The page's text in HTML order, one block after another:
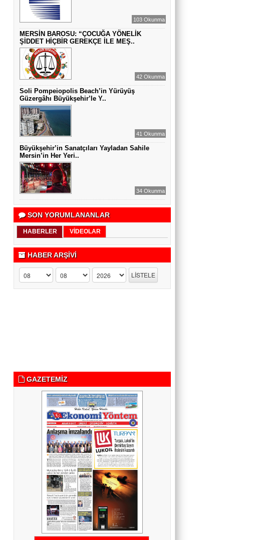
103 Okunma
MERSİN BAROSU: “ÇOCUĞA YÖNELİK
ŞİDDET HİÇBİR GEREKÇE İLE MEŞ..
42 Okunma
Soli Pompeiopolis Beach’in Yürüyüş
Güzergâhı Büyükşehir’le Y..
41 Okunma
Büyükşehir’in Sanatçıları Yayladan Sahile
Mersin’in Her Yeri..
34 Okunma
SON YORUMLANANLAR
HABERLER VİDEOLAR
HABER ARŞİVİ
GAZETEMİZ